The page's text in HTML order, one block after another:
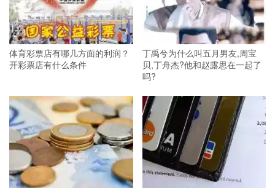
体育彩票店有哪几方面的利润？
开彩票店有什么条件
丁禹兮为什么叫五月男友,周宝
贝,丁舟杰?他和赵露思在一起了
吗?